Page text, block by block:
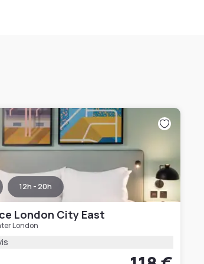
12h - 20h
London City East
London